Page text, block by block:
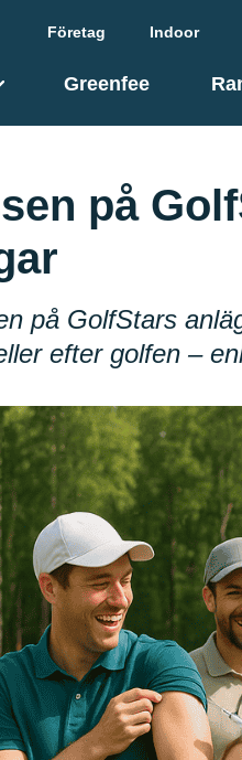
Företag Indoor
Greenfee
på
på GolfStars
efter golfen –